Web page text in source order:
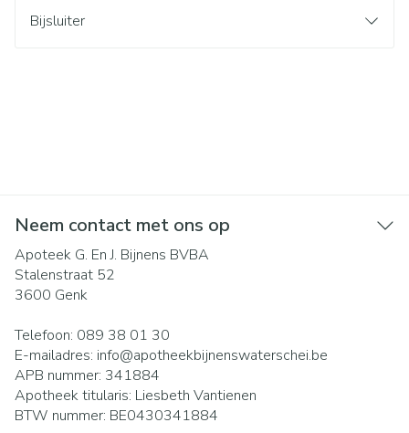
Bijsluiter
Neem contact met ons op
Apoteek G. En J. Bijnens BVBA
Stalenstraat 52
3600 Genk
Telefoon: 089 38 01 30
E-mailadres: info@apotheekbijnenswaterschei.be
APB nummer: 341884
Apotheek titularis: Liesbeth Vantienen
BTW nummer: BE0430341884